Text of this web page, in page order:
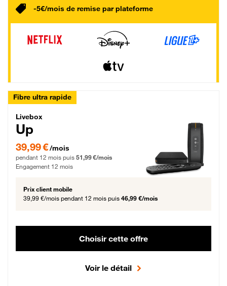
-5€/mois de remise par plateforme
Fibre ultra rapide
Livebox Up Fibre
Livebox
Up
39,99 € par mois pendant 12 mois puis 51,99 € par mois, Engagement 12 mois
39,99 €/mois
pendant 12 mois puis 51,99 €/mois
Engagement 12 mois
Prix client mobile
39,99 €/mois pendant 12 mois puis 46,99 €/mois
Choisir cette offre
Voir le détail